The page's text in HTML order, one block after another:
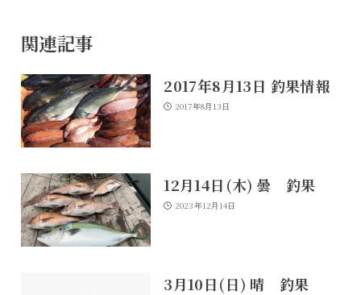
関連記事
2017年8月13日 釣果情報
2017年8月13日
12月14日(木) 曇 釣果
2023年12月14日
3月10日(日) 晴 釣果